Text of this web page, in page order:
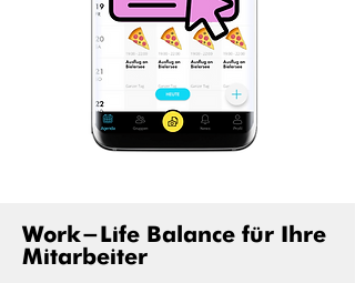
Work-Life Balance für Ihre
Mitarbeiter